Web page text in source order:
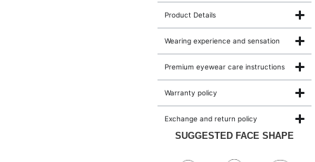
Product Details
Wearing experience and sensation
Premium eyewear care instructions
Warranty policy
Exchange and return policy
SUGGESTED FACE SHAPE